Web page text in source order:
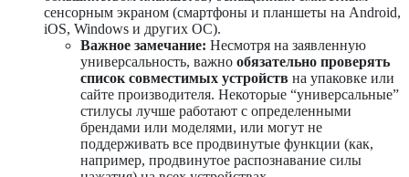
сенсорным экраном (смартфоны и планшеты на Android,
iOS, Windows и других ОС).
Важное замечание: Несмотря на заявленную
универсальность, важно обязательно проверять
список совместимых устройств на упаковке или
сайте производителя. Некоторые “универсальные”
стилусы лучше работают с определенными
брендами или моделями, или могут не
поддерживать все продвинутые функции (как,
например, продвинутое распознавание силы